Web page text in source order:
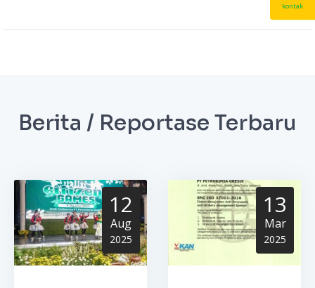
Berita / Reportase Terbaru
12
Aug
2025
13
Mar
2025
kontak